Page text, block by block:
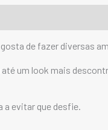
de fazer diversas
um look mais
a evitar que desfie.